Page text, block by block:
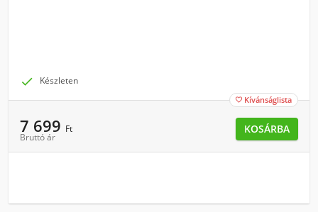
 Készleten
 Kívánságlista
7 699 Ft
Bruttó ár
KOSÁRBA